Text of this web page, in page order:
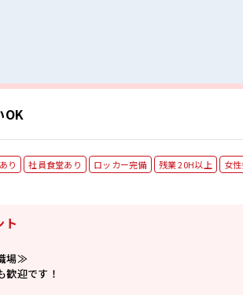
OK
り 社員食堂あり ロッカー完備 残業 20H以上
女
ト
場≫
歓迎です！